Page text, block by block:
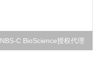
NBS-C BioScience授权代理